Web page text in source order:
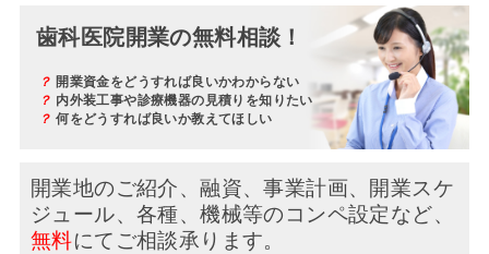
歯科医院開業の無料相談！
？開業資金をどうすれば良いかわからない
？ 内外装工事や診療機器の見積りを知りたい
？何をどうすれば良いか教えてほしい
開業地のご紹介、融資、事業計画、開業スケ
ジュール、 各種、機械等のコンペ設定など、
無料にてご相談承ります。